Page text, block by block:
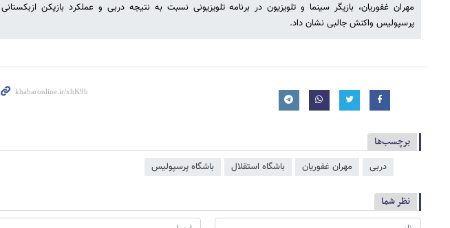
مهران غفوریان، بازیگر سینما و تلویزیون در برنامه تلویزیونی نسبت به نتیجه دربی و عملکرد بازیکن ازبکستانی
پرسپولیس واکنش جالبی نشان داد.
برچسب‌ها
دربی مهران غفوریان باشگاه استقلال باشگاه پرسپولیس
نظر شما